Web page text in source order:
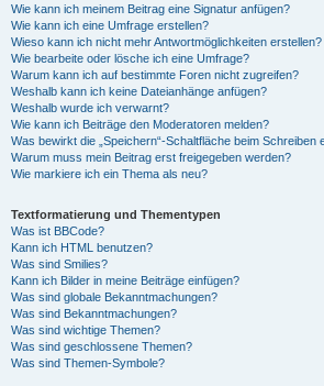
Wie kann ich meinem Beitrag eine Signatur anfügen?
Wie kann ich eine Umfrage erstellen?
Wieso kann ich nicht mehr Antwortmöglichkeiten erstellen?
Wie bearbeite oder lösche ich eine Umfrage?
Warum kann ich auf bestimmte Foren nicht zugreifen?
Weshalb kann ich keine Dateianhänge anfügen?
Weshalb wurde ich verwarnt?
Wie kann ich Beiträge den Moderatoren melden?
Was bewirkt die „Speichern“-Schaltfläche beim Schreiben
Warum muss mein Beitrag erst freigegeben werden?
Wie markiere ich ein Thema als neu?
Textformatierung und Thementypen
Was ist BBCode?
Kann ich HTML benutzen?
Was sind Smilies?
Kann ich Bilder in meine Beiträge einfügen?
Was sind globale Bekanntmachungen?
Was sind Bekanntmachungen?
Was sind wichtige Themen?
Was sind geschlossene Themen?
Was sind Themen-Symbole?